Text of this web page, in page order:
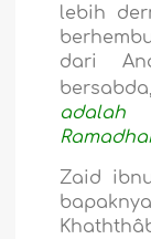
lebih
dari
Zaid